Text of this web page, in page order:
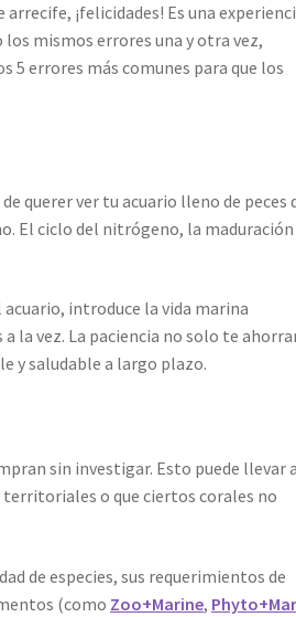
¡felicidades! Es una
mismos errores una y otra vez,
5 errores más comunes para que los
querer ver tu acuario lleno de peces
El ciclo del nitrógeno, la maduración
introduce la vida marina
la vez. La paciencia no solo te
y saludable a largo plazo.
sin investigar. Esto puede llevar a
territoriales o que ciertos corales no
de especies, sus requerimientos de
(como Zoo+Marine,